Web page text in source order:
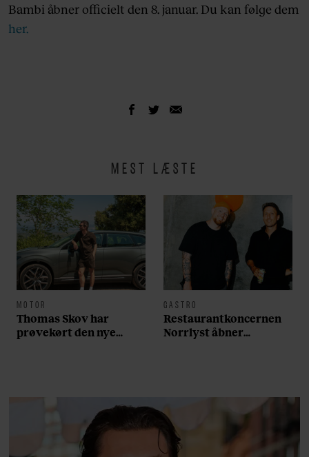
Bambi åbner officielt den 8. januar. Du kan følge dem
her.
MEST LÆSTE
MOTOR
Thomas Skov har
prøvekørt den nye
GASTRO
Restaurantkoncernen
Norrlyst åbner